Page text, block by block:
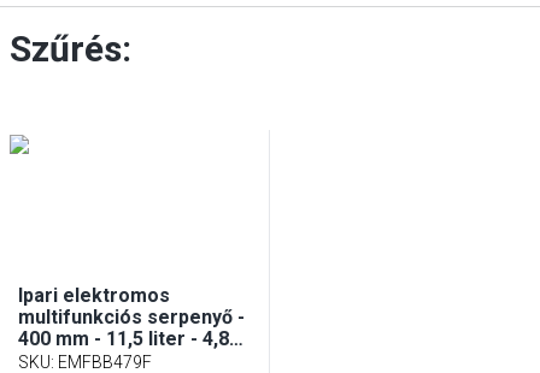
Szűrés:
Ipari elektromos
multifunkciós serpenyő -
400 mm - 11,5 liter - 4,8
kW - fix kivitel
SKU: EMFBB479F